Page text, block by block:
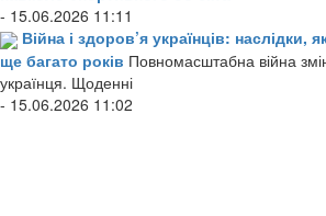
- 15.06.2026 11:11
Війна і здоров’я українців: наслідки,
ще багато років Повномасштабна війна
українця. Щоденні
- 15.06.2026 11:02